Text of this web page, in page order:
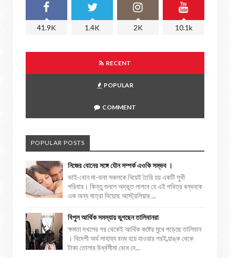
41.9K 1.4K 2K 10.1k
RECENT
POPULAR
COMMENT
POPULAR POSTS
নিজের বোনের সঙ্গে যৌন সম্পর্ক এওকি সম্ভব ।
ভাই-বোন মা-বাবা সকলকে নিয়েই তৈরি হয় একটি সুখী
পরিবার। কিন্তু শুনলে অদ্ভুত লাগবে যে এই পবিত্র বন্ধনকে
এক অন্য মাত্রা দিয়েছে অস্ট্রেলিয়ার ...
বিপুল আর্থিক সমস্যায় ভুগছেন তালিবানরা
ক্ষমতা দখলের পর থেকেই আর্থিক কষ্টের মুখে পড়েছে তালিবান
। বিদেশী অর্থ সাহায্য বন্ধ হয়ে যাওয়ার পরই ব্য়াঙ্ক থেকে
টাকা তোলার উর্ধ্বসীমা বেধে দে...